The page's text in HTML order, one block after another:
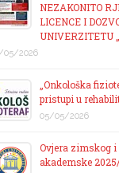
NEZAKONITO
LICENCE I
UNIVERZITETU
05/2026
„Onkološka
pristupi u
05/05/2026
Ovjera zimskog
akademske